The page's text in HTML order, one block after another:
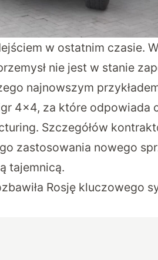
w ostatnim czasie.
nie jest w stanie
najnowszym
4×4, za które odpowiada
Szczegółów
zastosowania nowego
tajemnicą.
Rosję kluczowego